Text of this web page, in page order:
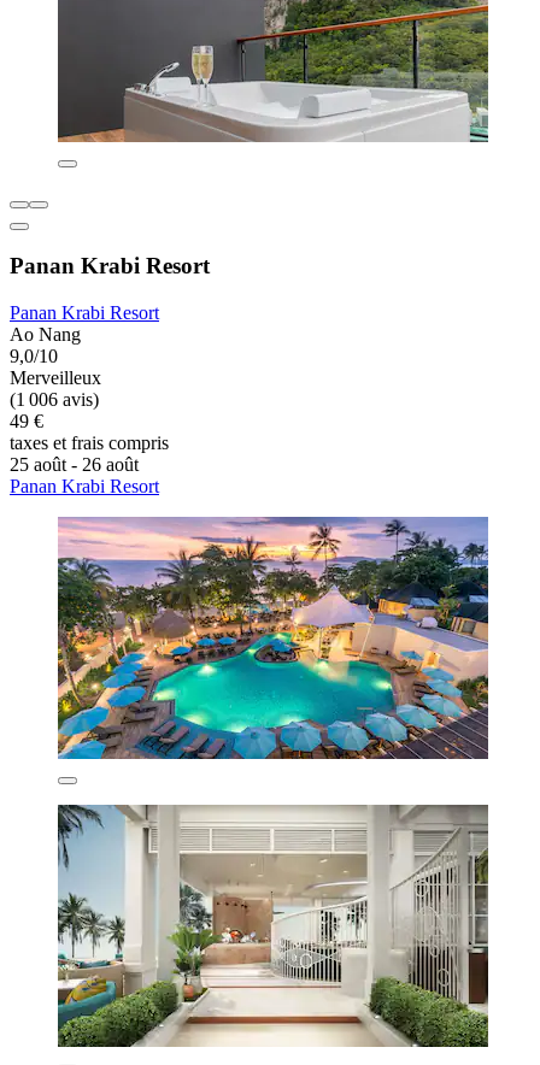
Panan Krabi Resort
Panan Krabi Resort
Ao Nang
9,0/10
Merveilleux
(1 006 avis)
49 €
taxes et frais compris
25 août - 26 août
Panan Krabi Resort